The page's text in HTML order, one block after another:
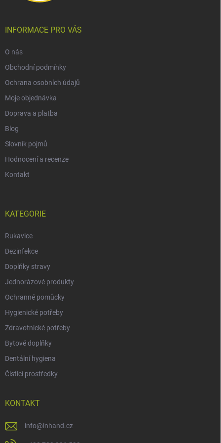
INFORMACE PRO VÁS
O nás
Obchodní podmínky
Ochrana osobních údajů
Moje objednávka
Doprava a platba
Blog
Slovník pojmů
Hodnocení a recenze
Kontakt
KATEGORIE
Rukavice
Dezinfekce
Doplňky stravy
Jednorázové produkty
Ochranné pomůcky
Hygienické potřeby
Zdravotnické potřeby
Bytové doplňky
Dentální hygiena
Čisticí prostředky
KONTAKT
info@inhand.cz